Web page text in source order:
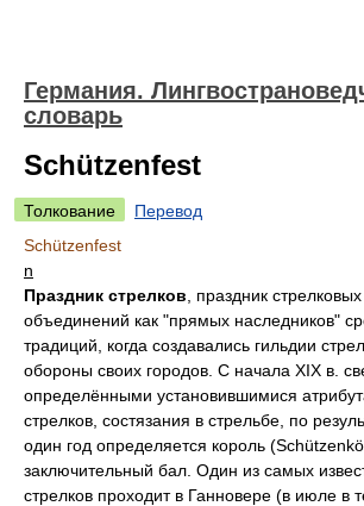
Германия.
словарь
Schützenfest
Толкование
Перевод
Schützenfest
n
Праздник стрелков , праздник
объединений как "прямых наследников"
традиций, когда создавались гильдии
обороны своих городов. С начала XIX в.
определёнными установившимися
стрелков, состязания в стрельбе, по
один год определяется король
заключительный бал. Один из самых
стрелков проходит в Ганновере (в июле в